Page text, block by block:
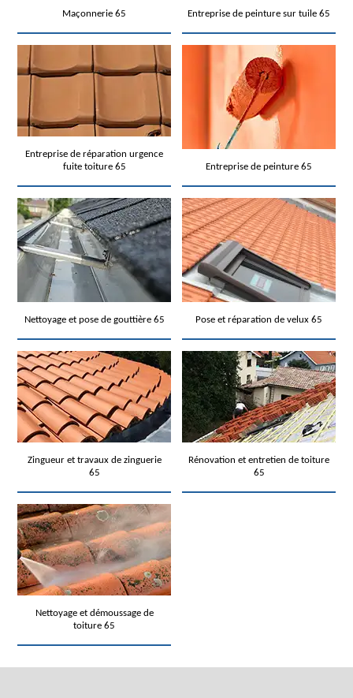
Maçonnerie 65 Entreprise de peinture sur tuile 65
Entreprise de réparation urgence
fuite toiture 65
Entreprise de peinture 65
Nettoyage et pose de gouttière 65 Pose et réparation de velux 65
Zingueur et travaux de zinguerie
65
Rénovation et entretien de toiture
65
Nettoyage et démoussage de
toiture 65